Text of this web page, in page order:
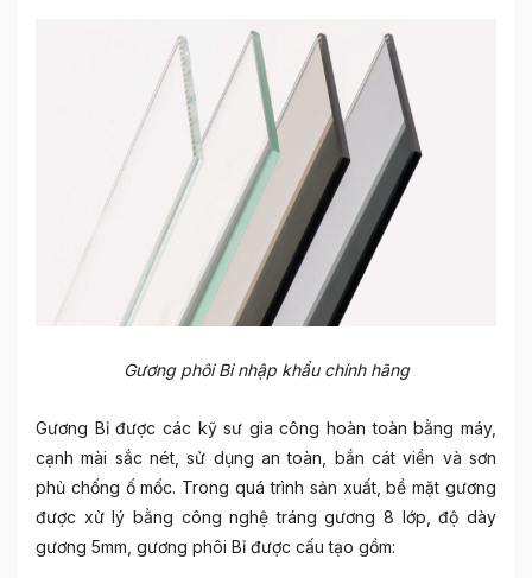
Gương phôi Bỉ nhập khẩu chính hãng
Gương Bỉ được các kỹ sư gia công hoàn toàn bằng máy,
cạnh mài sắc nét, sử dụng an toàn, bắn cát viền và sơn
phủ chống ố mốc. Trong quá trình sản xuất, bề mặt gương
được xử lý bằng công nghệ tráng gương 8 lớp, độ dày
gương 5mm, gương phôi Bỉ được cấu tạo gồm: